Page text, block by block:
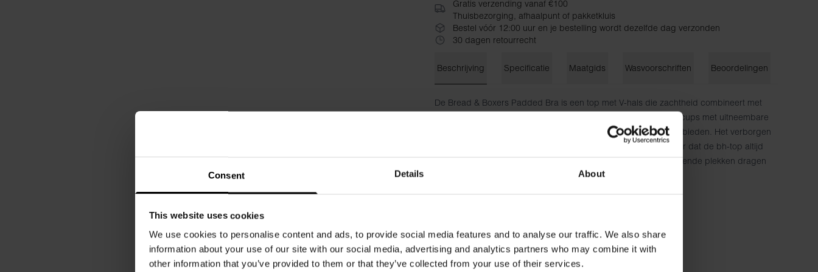
Consent Details About
This website uses cookies
We use cookies to personalise content and ads, to provide social media features and to analyse our traffic. We also share
information about your use of our site with our social media, advertising and analytics partners who may combine it with
other information that you’ve provided to them or that they’ve collected from your use of their services.
Gratis verzending vanaf €100
Thuisbezorging, afhaalpunt of pakketkluis
Bestel vóór 12:00 uur en je bestelling wordt dezelfde dag verzonden
30 dagen retourrecht
Beschrijving Specificatie Maatgids Wasvoorschriften Beoordelingen
De Bread & Boxers Padded Bra is een top met V-hals die zachtheid combineert met
een geweldige pasvorm. De bh-top heeft met jersey gevoerde cups met uitneembare
inzetstukken die de buste vormgeven en goede ondersteuning bieden. Het verborgen
elastiek aan de onderkant en de bredere bandjes zorgen ervoor dat de bh-top altijd
perfect past. De zachte modalstof en de afwezigheid van schurende plekken dragen
verder bij aan het ongeëvenaard zachte gevoel.
Het model op de foto is 173 cm lang en draagt ​​maat S.